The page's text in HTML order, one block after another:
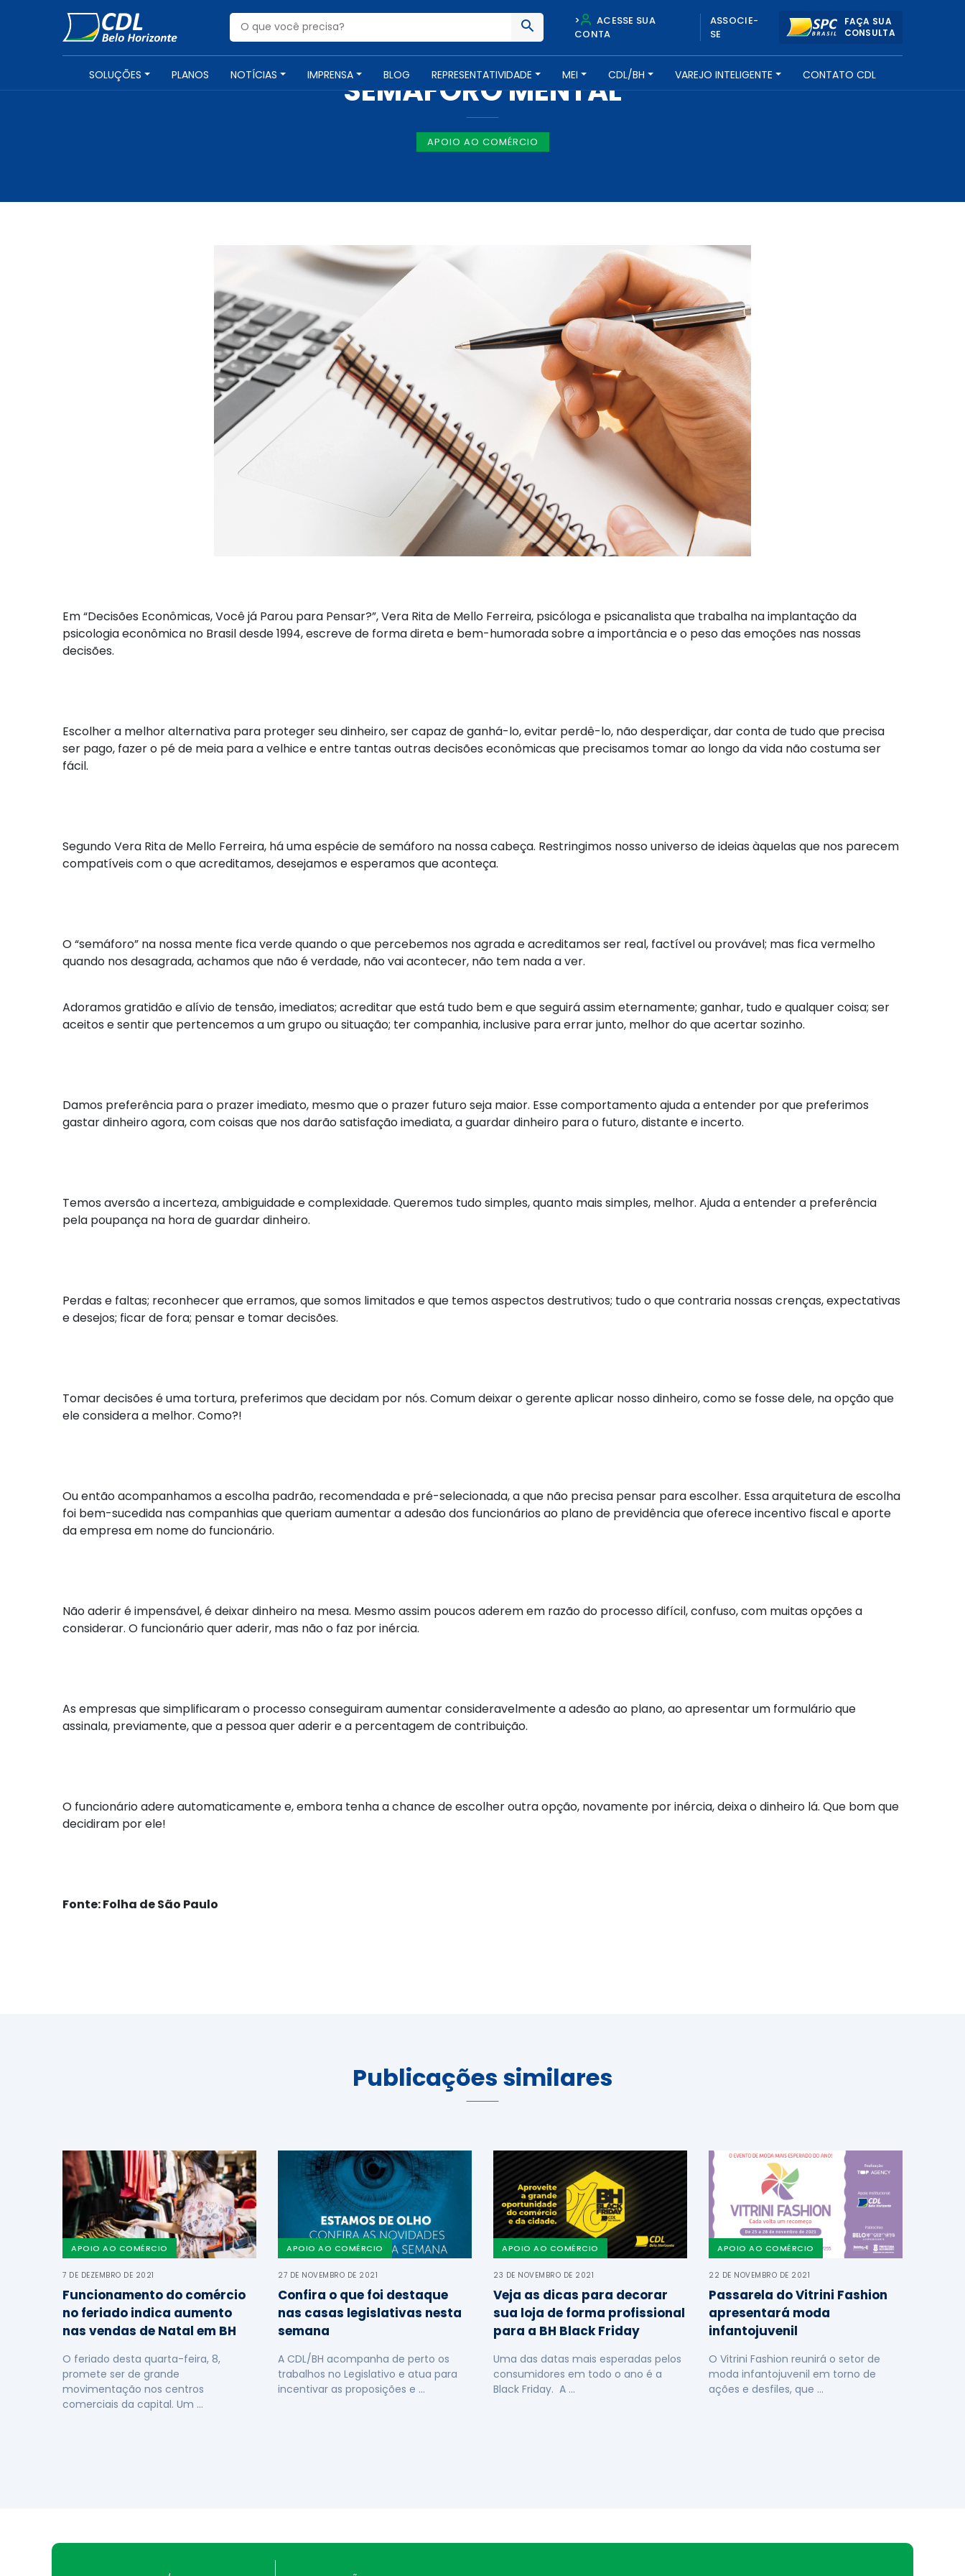
>
ACESSE SUA
CONTA
ASSOCIE-
SE
FAÇA SUA
CONSULTA
SOLUÇÕES PLANOS NOTÍCIAS IMPRENSA BLOG REPRESENTATIVIDADE MEI CDL/BH VAREJO INTELIGENTE CONTATO CDL
NOTÍCIAS -9 DE OUTUBRO DE 2018
SEMÁFORO MENTAL
APOIO AO COMÉRCIO
Em “Decisões Econômicas, Você já Parou para Pensar?”, Vera Rita de Mello Ferreira, psicóloga e psicanalista que trabalha na implantação da
psicologia econômica no Brasil desde 1994, escreve de forma direta e bem-humorada sobre a importância e o peso das emoções nas nossas
decisões.
Escolher a melhor alternativa para proteger seu dinheiro, ser capaz de ganhá-lo, evitar perdê-lo, não desperdiçar, dar conta de tudo que precisa
ser pago, fazer o pé de meia para a velhice e entre tantas outras decisões econômicas que precisamos tomar ao longo da vida não costuma ser
fácil.
Segundo Vera Rita de Mello Ferreira, há uma espécie de semáforo na nossa cabeça. Restringimos nosso universo de ideias àquelas que nos parecem
compatíveis com o que acreditamos, desejamos e esperamos que aconteça.
O “semáforo” na nossa mente fica verde quando o que percebemos nos agrada e acreditamos ser real, factível ou provável; mas fica vermelho
quando nos desagrada, achamos que não é verdade, não vai acontecer, não tem nada a ver.
Adoramos gratidão e alívio de tensão, imediatos; acreditar que está tudo bem e que seguirá assim eternamente; ganhar, tudo e qualquer coisa; ser
aceitos e sentir que pertencemos a um grupo ou situação; ter companhia, inclusive para errar junto, melhor do que acertar sozinho.
Damos preferência para o prazer imediato, mesmo que o prazer futuro seja maior. Esse comportamento ajuda a entender por que preferimos
gastar dinheiro agora, com coisas que nos darão satisfação imediata, a guardar dinheiro para o futuro, distante e incerto.
Temos aversão a incerteza, ambiguidade e complexidade. Queremos tudo simples, quanto mais simples, melhor. Ajuda a entender a preferência
pela poupança na hora de guardar dinheiro.
Perdas e faltas; reconhecer que erramos, que somos limitados e que temos aspectos destrutivos; tudo o que contraria nossas crenças, expectativas
e desejos; ficar de fora; pensar e tomar decisões.
Tomar decisões é uma tortura, preferimos que decidam por nós. Comum deixar o gerente aplicar nosso dinheiro, como se fosse dele, na opção que
ele considera a melhor. Como?!
Ou então acompanhamos a escolha padrão, recomendada e pré-selecionada, a que não precisa pensar para escolher. Essa arquitetura de escolha
foi bem-sucedida nas companhias que queriam aumentar a adesão dos funcionários ao plano de previdência que oferece incentivo fiscal e aporte
da empresa em nome do funcionário.
Não aderir é impensável, é deixar dinheiro na mesa. Mesmo assim poucos aderem em razão do processo difícil, confuso, com muitas opções a
considerar. O funcionário quer aderir, mas não o faz por inércia.
As empresas que simplificaram o processo conseguiram aumentar consideravelmente a adesão ao plano, ao apresentar um formulário que
assinala, previamente, que a pessoa quer aderir e a percentagem de contribuição.
O funcionário adere automaticamente e, embora tenha a chance de escolher outra opção, novamente por inércia, deixa o dinheiro lá. Que bom que
decidiram por ele!
Fonte: Folha de São Paulo
Publicações similares
APOIO AO COMÉRCIO
7 DE DEZEMBRO DE 2021
Funcionamento do comércio
no feriado indica aumento
nas vendas de Natal em BH
O feriado desta quarta-feira, 8,
promete ser de grande
movimentação nos centros
comerciais da capital. Um …
APOIO AO COMÉRCIO
27 DE NOVEMBRO DE 2021
Confira o que foi destaque
nas casas legislativas nesta
semana
A CDL/BH acompanha de perto os
trabalhos no Legislativo e atua para
incentivar as proposições e …
APOIO AO COMÉRCIO
23 DE NOVEMBRO DE 2021
Veja as dicas para decorar
sua loja de forma profissional
para a BH Black Friday
Uma das datas mais esperadas pelos
consumidores em todo o ano é a
Black Friday. A …
APOIO AO COMÉRCIO
22 DE NOVEMBRO DE 2021
Passarela do Vitrini Fashion
apresentará moda
infantojuvenil
O Vitrini Fashion reunirá o setor de
moda infantojuvenil em torno de
ações e desfiles, que …